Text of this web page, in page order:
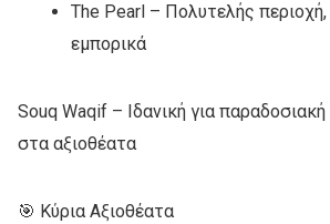
The Pearl – Πολυτελής περιοχή,
εμπορικά
Souq Waqif – Ιδανική για παραδοσιακή
στα αξιοθέατα
🎯 Κύρια Αξιοθέατα